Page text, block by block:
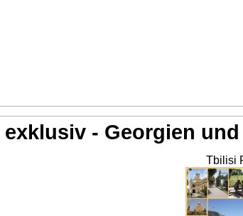
exklusiv - Georgien
Tbilisi